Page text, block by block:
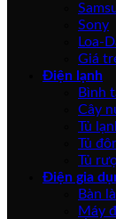
Sony
Loa-
Giá
Điện lạnh
Bình
Cây
Tủ
Tủ
Tủ
Điện gia
Bàn là
Máy